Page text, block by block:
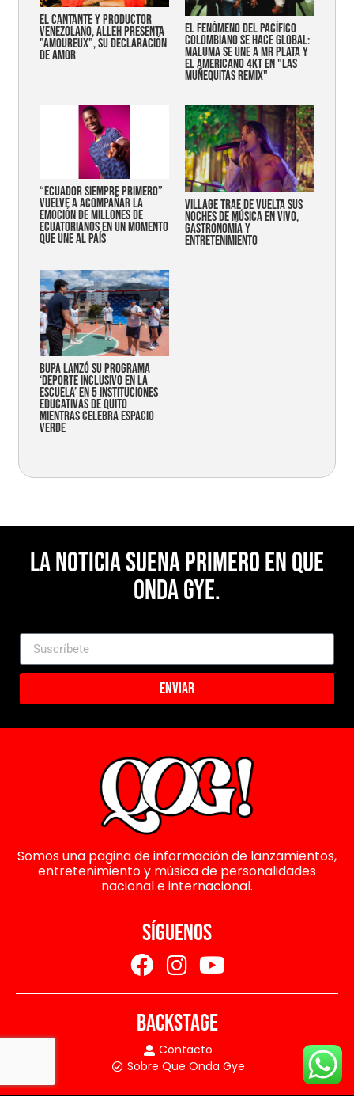
EL CANTANTE Y PRODUCTOR
VENEZOLANO, ALLEH PRESENTA
"AMOUREUX", SU DECLARACIÓN
DE AMOR
EL FENÓMENO DEL PACÍFICO
COLOMBIANO SE HACE GLOBAL:
MALUMA SE UNE A MR PLATA Y
EL AMERICANO 4KT EN "LAS
MUÑEQUITAS REMIX"
“Ecuador siempre primero”
vuelve a acompañar la
emoción de millones de
ecuatorianos en un momento
que une al país
Village trae de vuelta sus
noches de música en vivo,
gastronomía y
entretenimiento
Bupa lanzó su programa
‘Deporte Inclusivo en la
Escuela’ en 5 instituciones
educativas de Quito
mientras celebra espacio
verde
La noticia suena primero en Que
Onda Gye.
Enviar
Somos una pagina de información de lanzamientos,
entretenimiento y música de personalidades
nacional e internacional.
SÍGUENOS
BACKSTAGE
Contacto
Sobre Que Onda Gye